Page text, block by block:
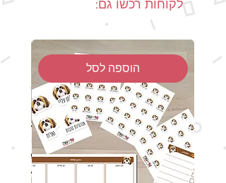
למוצר האמיתי, כתוצאה מהבדלי מסכים
ותצוגות.
-כל הזכויות על העיצוב שמורות.
לקוחות רכשו גם:
הוספה לסל